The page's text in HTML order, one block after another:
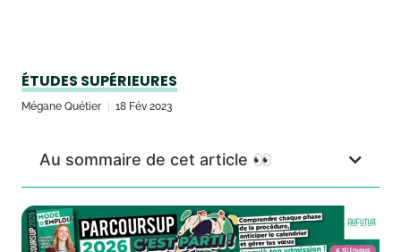
ÉTUDES SUPÉRIEURES
Mégane Quétier 18 Fév 2023
Au sommaire de cet article 👀